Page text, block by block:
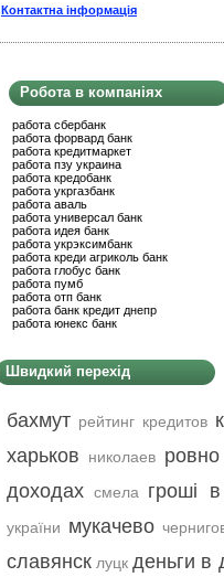
Контактна інформація
Робота в компаніях
работа сбербанк
работа форвард банк
работа кредитмаркет
работа пзу украина
работа кредобанк
работа укргазбанк
работа аваль
работа универсал банк
работа идея банк
работа укрэксимбанк
работа креди агриколь банк
работа глобус банк
работа пумб
работа отп банк
работа банк кредит днепр
работа юнекс банк
Швидкий перехід
бахмут рейтинг кредитов
харьков
николаев ровно
доходах смела гроші
україни мукачево
славянск луцк деньги в